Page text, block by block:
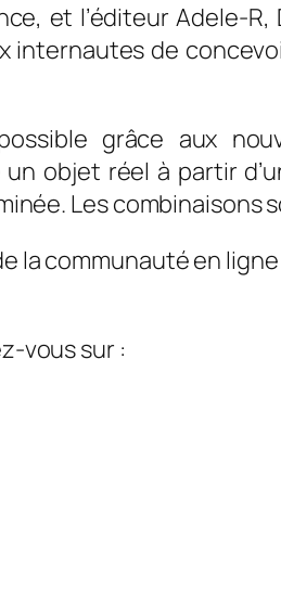
et l’éditeur Adele-
internautes de
grâce aux
objet réel à partir
Les combinaisons
la communauté en
vous sur :